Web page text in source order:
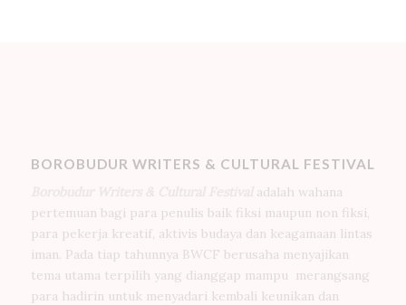
BOROBUDUR WRITERS & CULTURAL FESTIVAL
adalah wahana
pertemuan bagi para penulis baik fiksi maupun non fiksi,
para pekerja kreatif, aktivis budaya dan keagamaan lintas
iman. Pada tiap tahunnya BWCF berusaha menyajikan
tema utama terpilih yang dianggap mampu merangsang
para hadirin untuk menyadari kembali keunikan dan